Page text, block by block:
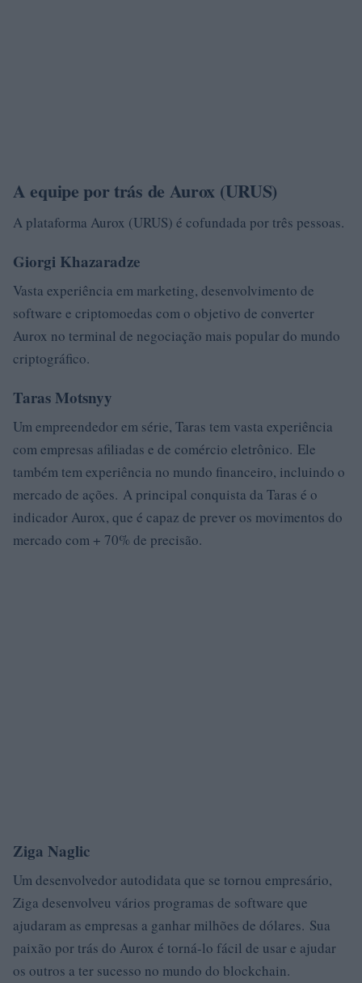
A equipe por trás de Aurox (URUS)
A plataforma Aurox (URUS) é cofundada por três pessoas.
Giorgi Khazaradze
Vasta experiência em marketing, desenvolvimento de
software e criptomoedas com o objetivo de converter
Aurox no terminal de negociação mais popular do mundo
criptográfico.
Taras Motsnyy
Um empreendedor em série, Taras tem vasta experiência
com empresas afiliadas e de comércio eletrônico. Ele
também tem experiência no mundo financeiro, incluindo o
mercado de ações. A principal conquista da Taras é o
indicador Aurox, que é capaz de prever os movimentos do
mercado com + 70% de precisão.
Ziga Naglic
Um desenvolvedor autodidata que se tornou empresário,
Ziga desenvolveu vários programas de software que
ajudaram as empresas a ganhar milhões de dólares. Sua
paixão por trás do Aurox é torná-lo fácil de usar e ajudar
os outros a ter sucesso no mundo do blockchain.